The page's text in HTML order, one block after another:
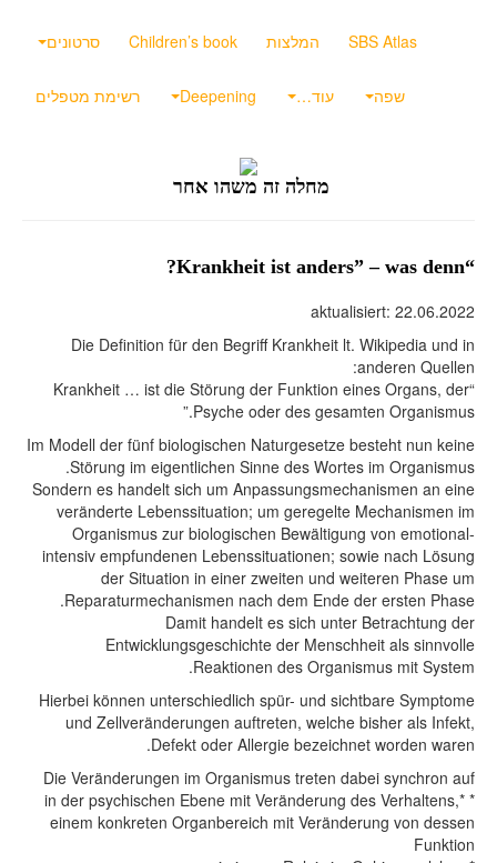
סרטונים Children’s book המלצות SBS Atlas
רשימת מטפלים Deepening עוד… שפה
מחלה זה משהו אחר
“Krankheit ist anders” – was denn?
aktualisiert: 22.06.2022
Die Definition für den Begriff Krankheit lt. Wikipedia und in
anderen Quellen:
“Krankheit … ist die Störung der Funktion eines Organs, der
Psyche oder des gesamten Organismus.”
Im Modell der fünf biologischen Naturgesetze besteht nun keine
Störung im eigentlichen Sinne des Wortes im Organismus.
Sondern es handelt sich um Anpassungsmechanismen an eine
veränderte Lebenssituation; um geregelte Mechanismen im
Organismus zur biologischen Bewältigung von emotional-
intensiv empfundenen Lebenssituationen; sowie nach Lösung
der Situation in einer zweiten und weiteren Phase um
Reparaturmechanismen nach dem Ende der ersten Phase.
Damit handelt es sich unter Betrachtung der
Entwicklungsgeschichte der Menschheit als sinnvolle
Reaktionen des Organismus mit System.
Hierbei können unterschiedlich spür- und sichtbare Symptome
und Zellveränderungen auftreten, welche bisher als Infekt,
Defekt oder Allergie bezeichnet worden waren.
Die Veränderungen im Organismus treten dabei synchron auf
* in der psychischen Ebene mit Veränderung des Verhaltens,*
einem konkreten Organbereich mit Veränderung von dessen
Funktion